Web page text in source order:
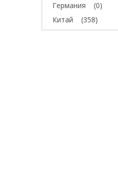
Германия
(0)
Китай
(358)